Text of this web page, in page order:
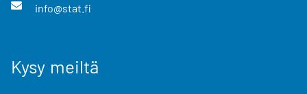
info@stat.fi
Kysy meiltä